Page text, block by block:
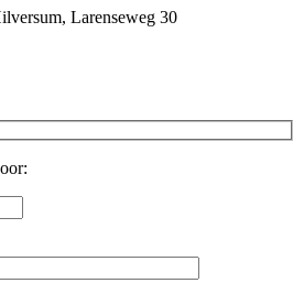
Larenseweg 30